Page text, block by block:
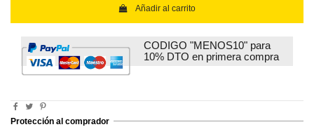
Añadir al carrito
CODIGO "MENOS10" para
10% DTO en primera compra
Protección al comprador